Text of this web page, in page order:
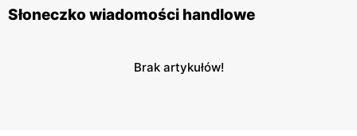
Słoneczko wiadomości handlowe
Brak artykułów!